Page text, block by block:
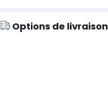
Options de livraison